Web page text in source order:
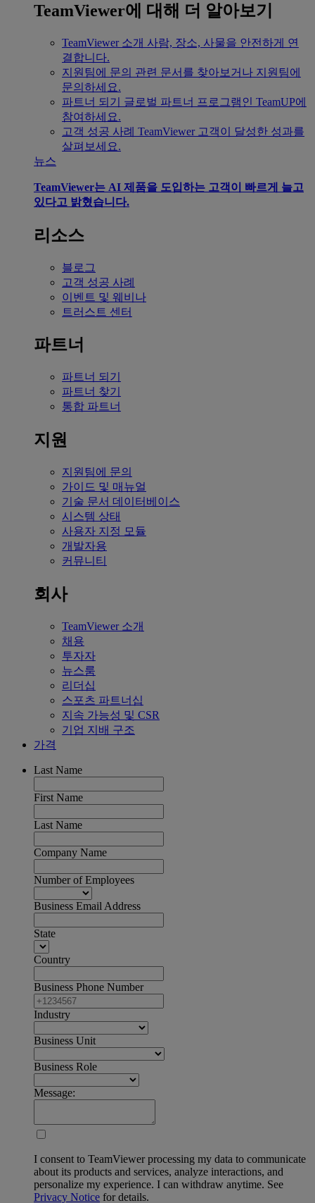
TeamViewer에 대해 더 알아보기
TeamViewer 소개 사람, 장소, 사물을 안전하게 연
결합니다.
지원팀에 문의 관련 문서를 찾아보거나 지원팀에
문의하세요.
파트너 되기
글로벌 파트너 프로그램인 TeamUP에
참여하세요.
고객 성공 사례 TeamViewer 고객이 달성한 성과를
살펴보세요.
뉴스
TeamViewer는 AI 제품을 도입하는 고객이 빠르게 늘고
있다고 밝혔습니다.
리소스
블로그
고객 성공 사례
이벤트 및 웨비나
트러스트 센터
파트너
파트너 되기
파트너 찾기
통합 파트너
지원
지원팀에 문의
가이드 및 매뉴얼
기술 문서 데이터베이스
시스템 상태
사용자 지정 모듈
개발자용
커뮤니티
회사
TeamViewer 소개
채용
투자자
뉴스룸
리더십
스포츠 파트너십
지속 가능성 및 CSR
기업 지배 구조
가격
Last Name
First Name
Last Name
Company Name
Number of Employees
Business Email Address
State
Country
Business Phone Number
Industry
Business Unit
Business Role
Message:
I consent to TeamViewer processing my data to communicate
about its products and services, analyze interactions, and
personalize my experience. I can withdraw anytime. See
Privacy Notice for details.